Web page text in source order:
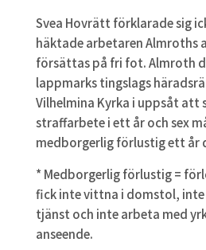
Svea Hovrätt förklarade sig
häktade arbetaren Almroths
försättas på fri fot. Almroth
lappmarks tingslags
Vilhelmina Kyrka i uppsåt att
straffarbete i ett år och sex
medborgerlig förlustig ett år
* Medborgerlig förlustig =
fick inte vittna i domstol,
tjänst och inte arbeta med
anseende.